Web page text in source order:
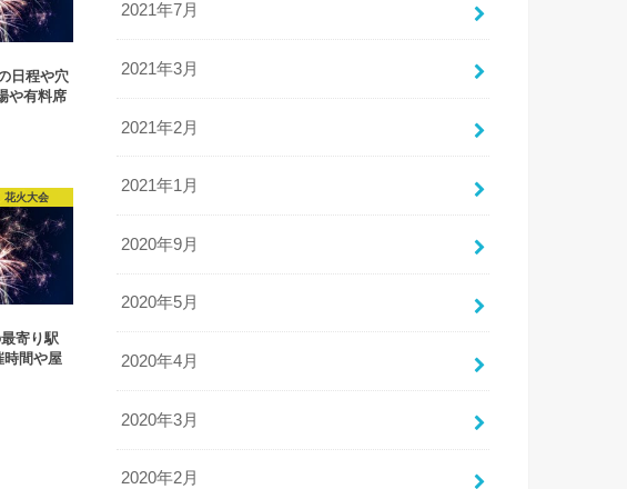
日程や穴
や有料席
花火大会
寄り駅
時間や屋
2021年7月
2021年3月
2021年2月
2021年1月
2020年9月
2020年5月
2020年4月
2020年3月
2020年2月